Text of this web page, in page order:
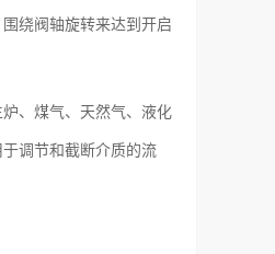
绕阀轴旋转来达到开启
、煤气、天然气、液化
调节和截断介质的流